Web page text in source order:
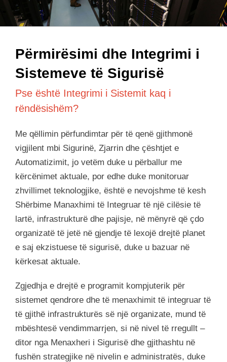
Përmirësimi dhe Integrimi i
Sistemeve të Sigurisë
Pse është Integrimi i Sistemit kaq i
rëndësishëm?
Me qëllimin përfundimtar për të qenë gjithmonë
vigjilent mbi Sigurinë, Zjarrin dhe çështjet e
Automatizimit, jo vetëm duke u përballur me
kërcënimet aktuale, por edhe duke monitoruar
zhvillimet teknologjike, është e nevojshme të kesh
Shërbime Manaxhimi të Integruar të një cilësie të
lartë, infrastrukturë dhe pajisje, në mënyrë që çdo
organizatë të jetë në gjendje të lexojë drejtë planet
e saj ekzistuese të sigurisë, duke u bazuar në
kërkesat aktuale.
Zgjedhja e drejtë e programit kompjuterik për
sistemet qendrore dhe të menaxhimit të integruar të
të gjithë infrastrukturës së një organizate, mund të
mbështesë vendimmarrjen, si në nivel të rregullt –
ditor nga Menaxheri i Sigurisë dhe gjithashtu në
fushën strategjike në nivelin e administratës, duke